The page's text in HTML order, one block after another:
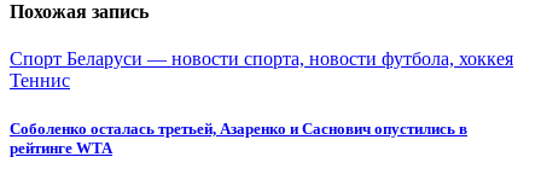
Похожая запись
Спорт Беларуси — новости спорта, новости футбола, хоккея
Теннис
Соболенко осталась третьей, Азаренко и Саснович опустились в
рейтинге WTA